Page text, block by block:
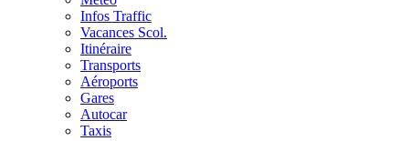
Infos Traffic
Vacances Scol.
Itinéraire
Transports
Aéroports
Gares
Autocar
Taxis